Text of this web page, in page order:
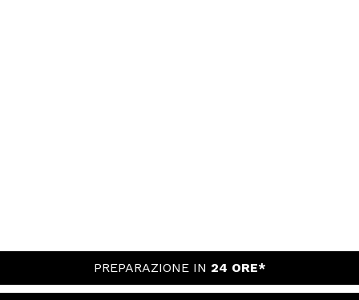
PREPARAZIONE IN 24 ORE*